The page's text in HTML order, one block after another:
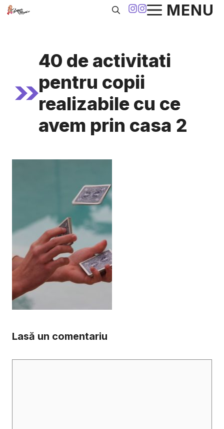
Sari
MENU
40 de activitati
pentru copii
realizabile cu ce
avem prin casa 2
Lasă un comentariu